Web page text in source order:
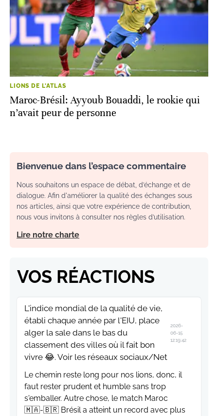
LIONS DE L'ATLAS
Maroc-Brésil: Ayyoub Bouaddi, le rookie qui
n’avait peur de personne
Bienvenue dans l’espace commentaire
Nous souhaitons un espace de débat, d’échange et de
dialogue. Afin d'améliorer la qualité des échanges sous
nos articles, ainsi que votre expérience de contribution,
nous vous invitons à consulter nos règles d’utilisation.
Lire notre charte
VOS RÉACTIONS
L'indice mondial de la qualité de vie,
établi chaque année par l'EIU, place
alger la sale dans le bas du
classement des villes où il fait bon
vivre 😂. Voir les réseaux sociaux/Net
2026-
06-15
12:19:42
Le chemin reste long pour nos lions, donc, il
faut rester prudent et humble sans trop
s'emballer. Autre chose, le match Maroc
🇲🇦-🇧🇷 Brésil a atteint un record avec plus